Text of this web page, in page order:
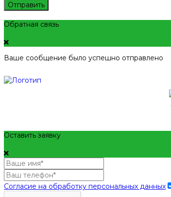
Отправить
Обратная связь
Ваше сообщение было успешно отправлено
Оставить заявку
Согласие на обработку персональных данных